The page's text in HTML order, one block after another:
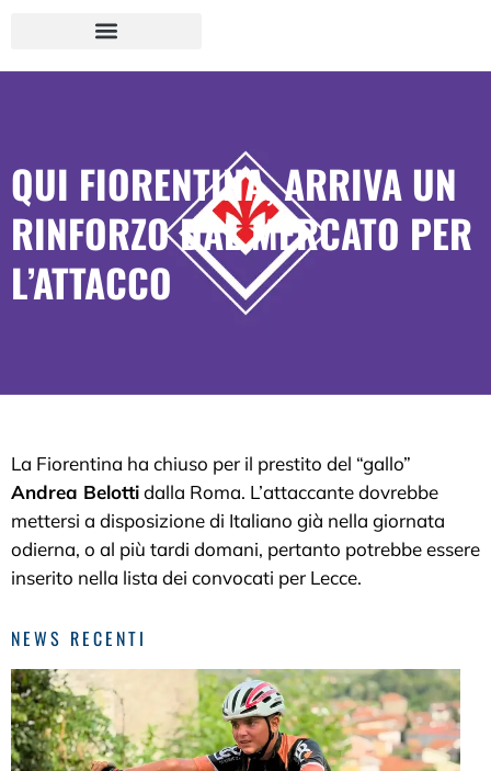
QUI FIORENTINA, ARRIVA UN
RINFORZO DAL MERCATO PER
L’ATTACCO
La Fiorentina ha chiuso per il prestito del “gallo”
Andrea Belottidalla Roma. L’attaccante dovrebbe
mettersi a disposizione di Italiano già nella giornata
odierna, o al più tardi domani, pertanto potrebbe essere
inserito nella lista dei convocati per Lecce.
NEWS RECENTI